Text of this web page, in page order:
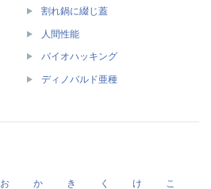
割れ鍋に綴じ蓋
人間性能
バイオハッキング
ディノバルド亜種
お か き く け こ